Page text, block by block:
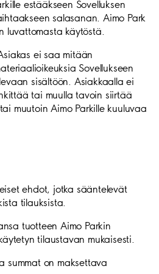
estääkseen Sovelluksen
salasanan. Aimo Park
luvattomasta käytöstä.
ei saa mitään
Sovellukseen
sisältöön. Asiakkaalla ei
tai muulla tavoin siirtää
muutoin Aimo Parkille kuuluvaa
ehdot, jotka sääntelevät
tilauksista.
tuotteen Aimo Parkin
tilaustavan mukaisesti.
summat on maksettava